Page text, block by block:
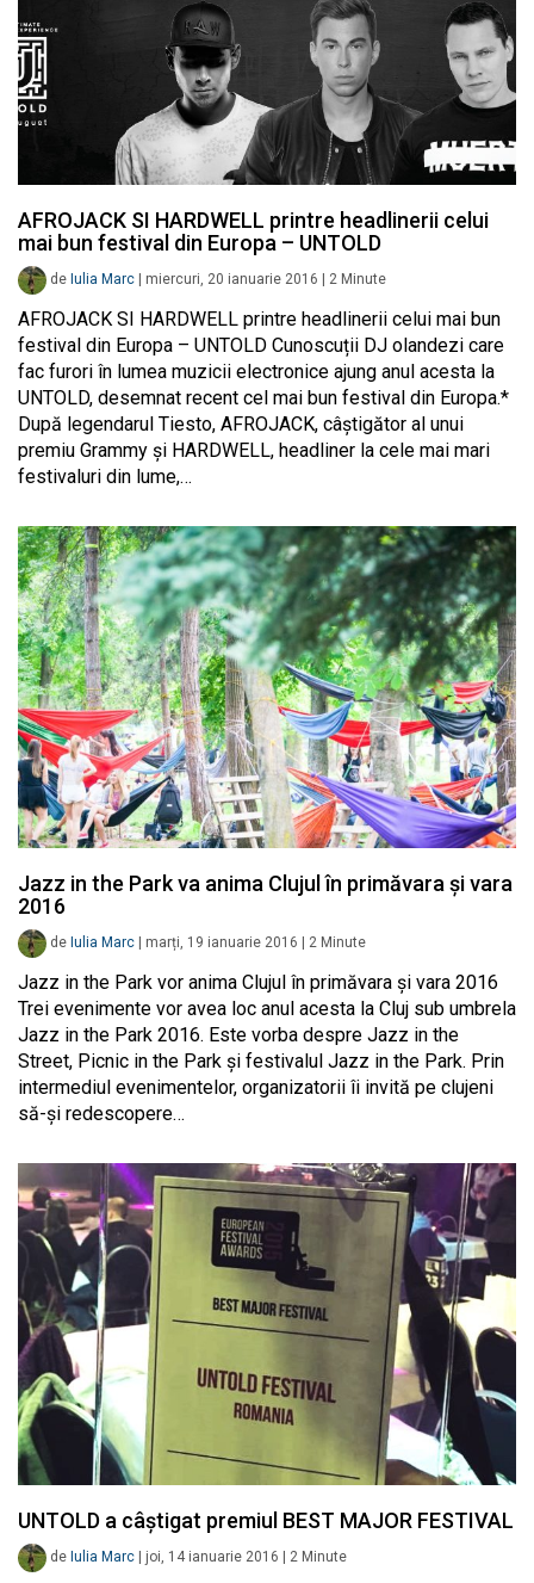
AFROJACK SI HARDWELL printre headlinerii celui
mai bun festival din Europa – UNTOLD
de Iulia Marc miercuri, 20 ianuarie 2016 2 Minute
AFROJACK SI HARDWELL printre headlinerii celui mai bun
festival din Europa – UNTOLD Cunoscuții DJ olandezi care
fac furori în lumea muzicii electronice ajung anul acesta la
UNTOLD, desemnat recent cel mai bun festival din Europa.*
După legendarul Tiesto, AFROJACK, câștigător al unui
premiu Grammy și HARDWELL, headliner la cele mai mari
festivaluri din lume,…
Jazz in the Park va anima Clujul în primăvara și vara
2016
de Iulia Marc marți, 19 ianuarie 2016 2 Minute
Jazz in the Park vor anima Clujul în primăvara și vara 2016
Trei evenimente vor avea loc anul acesta la Cluj sub umbrela
Jazz in the Park 2016. Este vorba despre Jazz in the
Street, Picnic in the Park și festivalul Jazz in the Park. Prin
intermediul evenimentelor, organizatorii îi invită pe clujeni
să-și redescopere…
UNTOLD a câștigat premiul BEST MAJOR FESTIVAL
de Iulia Marc joi, 14 ianuarie 2016 2 Minute